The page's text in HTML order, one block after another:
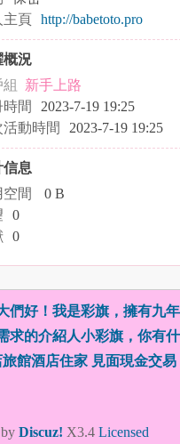
主頁 http://babetoto.pro
概況
組 新手上路
間
2023-7-19 19:25
活動時間
2023-7-19 19:25
信息
空間
0 B
0
0
們好！我是彩旗，擁有九
求的介紹人小彩旗，你有
館酒店住家 見面現金交
Discuz! X3.4 Licensed